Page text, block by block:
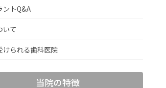
ントQ&A
いて
けられる歯科医院
当院の特徴